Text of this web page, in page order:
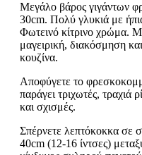
Μεγάλο βάρος γιγάντων
30cm. Πολύ γλυκιά με
Φωτεινό κίτρινο χρώμα.
μαγειρική, διακόσμηση
κουζίνα.
Αποφύγετε το
παράγει τριχωτές, τραχιά
και σχισμές.
Σπέρνετε λεπτόκοκκα σε
40cm (12-16 ίντσες)